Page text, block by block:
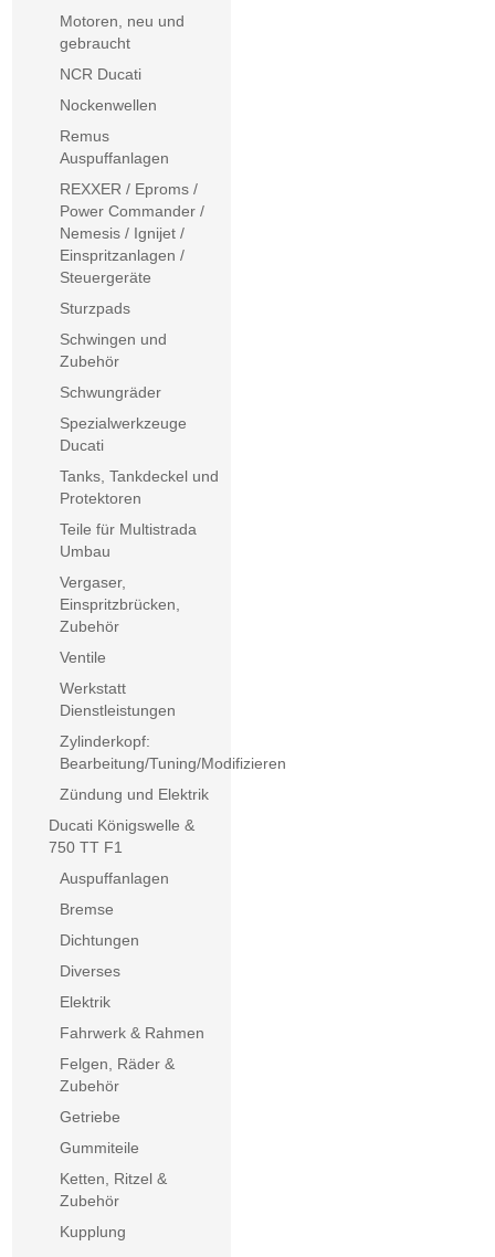
Motoren, neu und
gebraucht
NCR Ducati
Nockenwellen
Remus
Auspuffanlagen
REXXER / Eproms /
Power Commander /
Nemesis / Ignijet /
Einspritzanlagen /
Steuergeräte
Sturzpads
Schwingen und
Zubehör
Schwungräder
Spezialwerkzeuge
Ducati
Tanks, Tankdeckel und
Protektoren
Teile für Multistrada
Umbau
Vergaser,
Einspritzbrücken,
Zubehör
Ventile
Werkstatt
Dienstleistungen
Zylinderkopf:
Bearbeitung/Tuning/Modifizieren
Zündung und Elektrik
Ducati Königswelle &
750 TT F1
Auspuffanlagen
Bremse
Dichtungen
Diverses
Elektrik
Fahrwerk & Rahmen
Felgen, Räder &
Zubehör
Getriebe
Gummiteile
Ketten, Ritzel &
Zubehör
Kupplung